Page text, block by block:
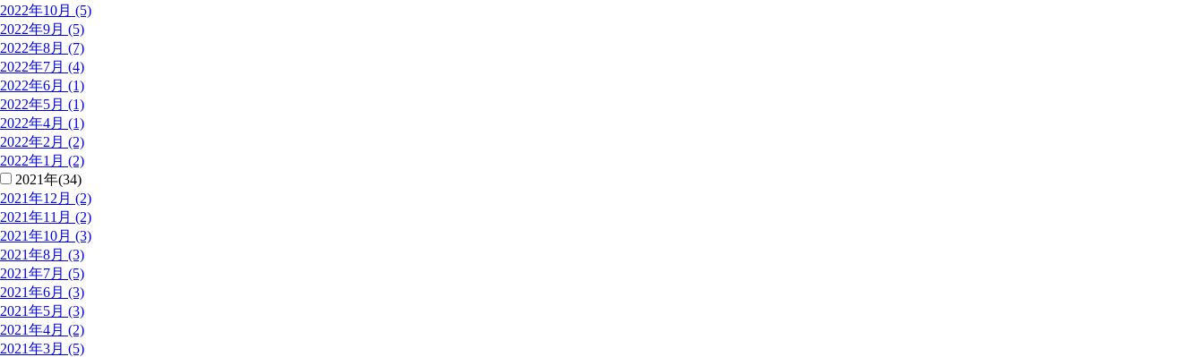
2022年10月 (5)
2022年9月 (5)
2022年8月 (7)
2022年7月 (4)
2022年6月 (1)
2022年5月 (1)
2022年4月 (1)
2022年2月 (2)
2022年1月 (2)
2021年(34)
2021年12月 (2)
2021年11月 (2)
2021年10月 (3)
2021年8月 (3)
2021年7月 (5)
2021年6月 (3)
2021年5月 (3)
2021年4月 (2)
2021年3月 (5)